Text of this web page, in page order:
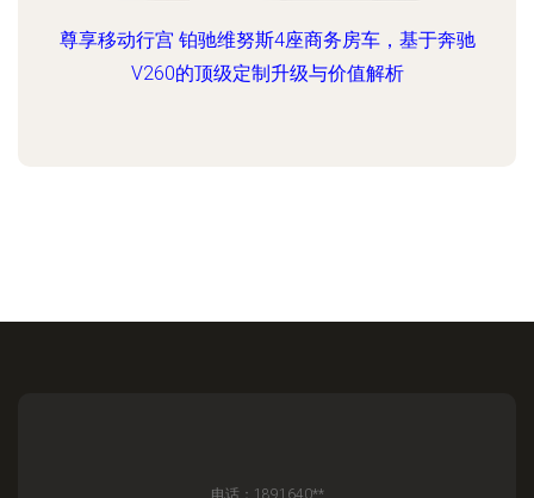
尊享移动行宫 铂驰维努斯4座商务房车，基于奔驰
V260的顶级定制升级与价值解析
电话：1891640**